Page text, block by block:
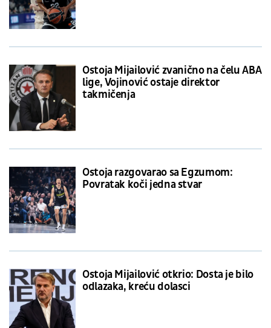
Ostoja Mijailović zvanično na čelu ABA
lige, Vojinović ostaje direktor
takmičenja
Ostoja razgovarao sa Egzumom:
Povratak koči jedna stvar
Ostoja Mijailović otkrio: Dosta je bilo
odlazaka, kreću dolasci